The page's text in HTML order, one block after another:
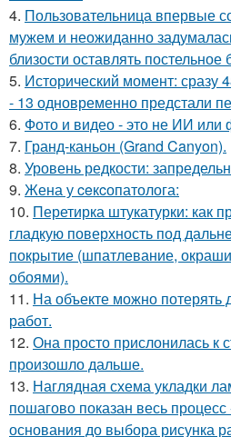
4. Пользовательница впервые
мужем и неожиданно
близости оставлять постельное
5. Исторический момент: сразу
- 13 одновременно предстали
6. Фото и видео - это не ИИ или
7. Гранд-каньон (Grand Canyon).
8. Уровень редкости:
9. Жена у ceкcопатолога:
10. Перетирка штукатурки: как
гладкую поверхность под
покрытие (шпатлевание,
обоями).
11. На объекте можно потерять
работ.
12. Она просто прислонилась к
произошло дальше.
13. Наглядная схема укладки
пошагово показан весь процесс
основания до выбора рисунка